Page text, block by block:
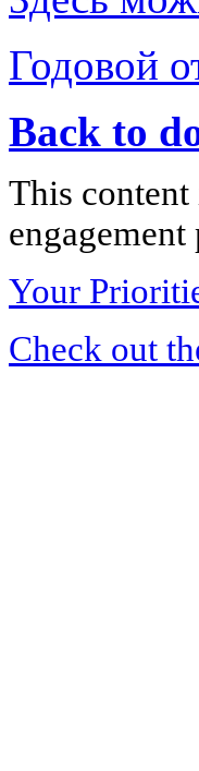
Годовой
Back to
This content
Your
Check out